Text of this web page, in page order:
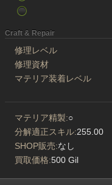
Craft & Repair
修理レベル
修理資材
マテリア装着レベル
マテリア精製:○
分解適正スキル:255.00
SHOP販売:なし
買取価格:500 Gil